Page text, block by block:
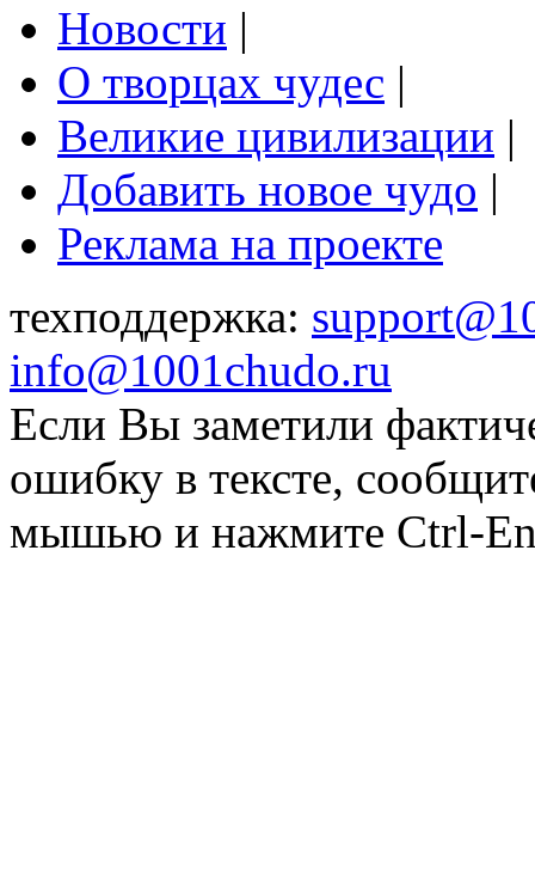
Новости |
О творцах чудес |
Великие цивилизации |
Добавить новое чудо |
Реклама на проекте
техподдержка:
info@1001chudo.ru
Если Вы заметили
ошибку в тексте,
мышью и нажмите Ctrl-